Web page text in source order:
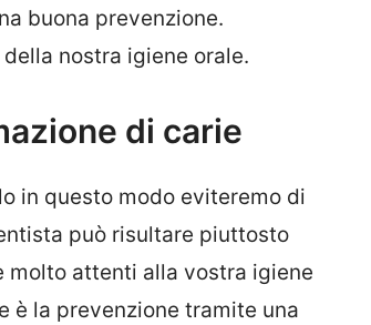
buona prevenzione.
nostra igiene orale.
di carie
in questo modo eviteremo di
può risultare piuttosto
attenti alla vostra igiene
è la prevenzione tramite una